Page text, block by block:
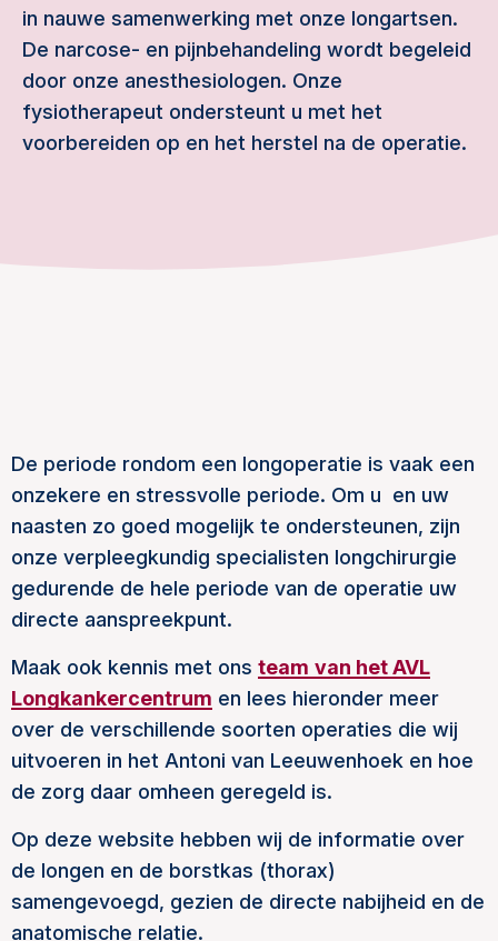
in nauwe samenwerking met onze longartsen.
De narcose- en pijnbehandeling wordt begeleid
door onze anesthesiologen. Onze
fysiotherapeut ondersteunt u met het
voorbereiden op en het herstel na de operatie.
De periode rondom een longoperatie is vaak een
onzekere en stressvolle periode. Om u en uw
naasten zo goed mogelijk te ondersteunen, zijn
onze verpleegkundig specialisten longchirurgie
gedurende de hele periode van de operatie uw
directe aanspreekpunt.
Maak ook kennis met ons team van het AVL
Longkankercentrum en lees hieronder meer
over de verschillende soorten operaties die wij
uitvoeren in het Antoni van Leeuwenhoek en hoe
de zorg daar omheen geregeld is.
Op deze website hebben wij de informatie over
de longen en de borstkas (thorax)
samengevoegd, gezien de directe nabijheid en de
anatomische relatie.